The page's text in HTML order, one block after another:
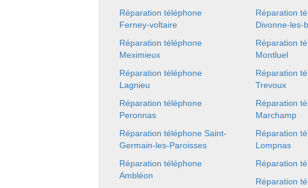
Réparation téléphone
Ferney-voltaire
Réparation
Divonne-les-
Réparation téléphone
Meximieux
Réparation
Montluel
Réparation téléphone
Lagnieu
Réparation
Trevoux
Réparation téléphone
Peronnas
Réparation
Marchamp
Réparation téléphone Saint-
Germain-les-Paroisses
Réparation
Lompnas
Réparation téléphone
Ambléon
Réparation
Réparation